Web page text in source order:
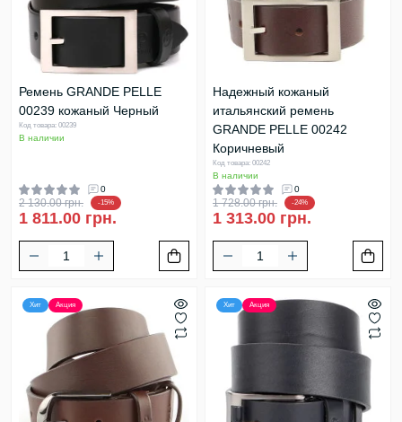
Ремень GRANDE PELLE
00239 кожаный Черный
Код товара: 00239
В наличии
0
2 130.00 грн. -15%
1 811.00 грн.
Надежный кожаный
итальянский ремень
GRANDE PELLE 00242
Коричневый
Код товара: 00242
В наличии
0
1 728.00 грн. -24%
1 313.00 грн.
Хит Акция Хит Акция